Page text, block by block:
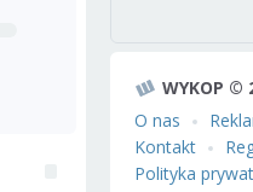
WYKOP ©
O nas
Kontakt
Polityka